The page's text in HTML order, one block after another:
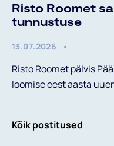
Risto Roomet
tunnustuse
13.07.2026
Risto Roomet pälvis
loomise eest aasta
Kõik postitused